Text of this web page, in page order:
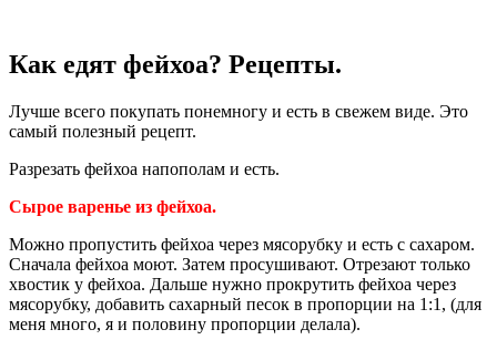
Как едят фейхоа? Рецепты.
Лучше всего покупать понемногу и есть в свежем виде. Это
самый полезный рецепт.
Разрезать фейхоа напополам и есть.
Сырое варенье из фейхоа.
Можно пропустить фейхоа через мясорубку и есть с сахаром.
Сначала фейхоа моют. Затем просушивают. Отрезают только
хвостик у фейхоа. Дальше нужно прокрутить фейхоа через
мясорубку, добавить сахарный песок в пропорции на 1:1, (для
меня много, я и половину пропорции делала).